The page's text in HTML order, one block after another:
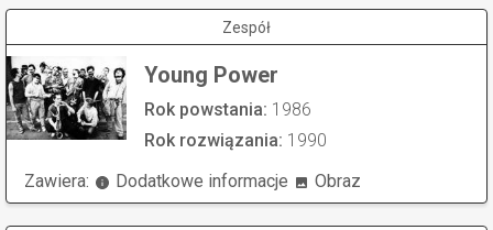
Zespół
Young Power
Rok powstania: 1986
Rok rozwiązania: 1990
Zawiera:
Dodatkowe informacje Obraz